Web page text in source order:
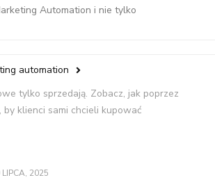
Automation i nie tylko
automation
tylko sprzedają. Zobacz, jak poprzez
by klienci sami chcieli kupować
LIPCA, 2025